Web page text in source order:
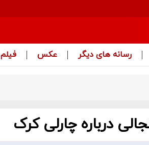
رسانه های دیگر عکس فیلم
درباره چارلی کرک